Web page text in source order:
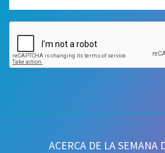
ACERCA DE LA SEMANA